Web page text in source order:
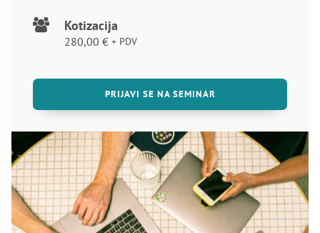
Kotizacija
280,00 € + PDV
PRIJAVI SE NA SEMINAR